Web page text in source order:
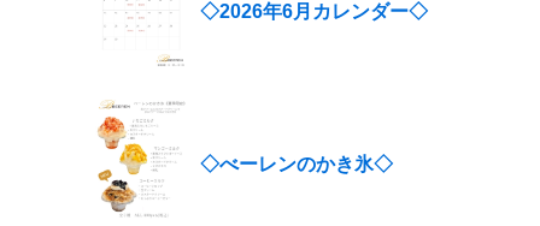
◇2026年6月カレンダー◇
◇べーレンのかき氷◇